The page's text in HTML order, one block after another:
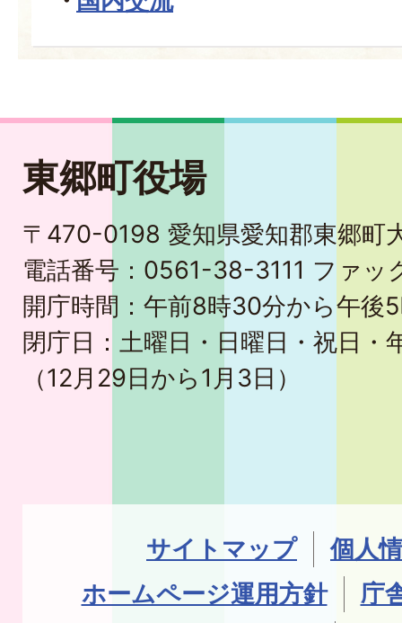
東郷町役場
〒470-0198 愛知県愛知郡東郷町
電話番号：0561-38-3111 ファ
開庁時間：午前8時30分から午後
閉庁日：土曜日・日曜日・祝日・
（12月29日から1月3日）
サイトマップ
個人
ホームページ運用方針
庁